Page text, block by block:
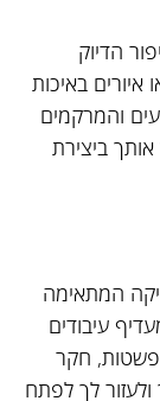
הדיוק
באיכות
והמרקמים
ביצירת
המתאימה
עיבודים
חקר
לך לפתח